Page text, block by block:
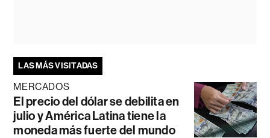
LAS MÁS VISITADAS
MERCADOS
El precio del dólar se debilita en
julio y América Latina tiene la
moneda más fuerte del mundo